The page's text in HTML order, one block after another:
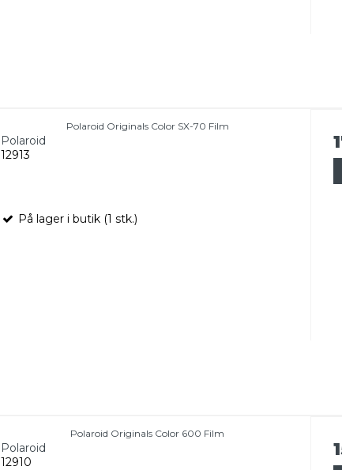
Polaroid Originals Color SX-70 Film
Polaroid
12913
På lager i butik (1 stk.)
Polaroid Originals Color 600 Film
Polaroid
12910